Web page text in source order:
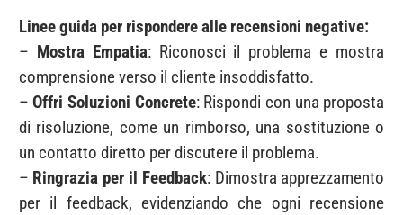
Linee guida per rispondere alle recensioni negative:
– Mostra Empatia: Riconosci il problema e mostra
comprensione verso il cliente insoddisfatto.
–Offri Soluzioni Concrete: Rispondi con una proposta
di risoluzione, come un rimborso, una sostituzione o
un contatto diretto per discutere il problema.
– Ringrazia per il Feedback: Dimostra apprezzamento
per il feedback, evidenziando che ogni recensione